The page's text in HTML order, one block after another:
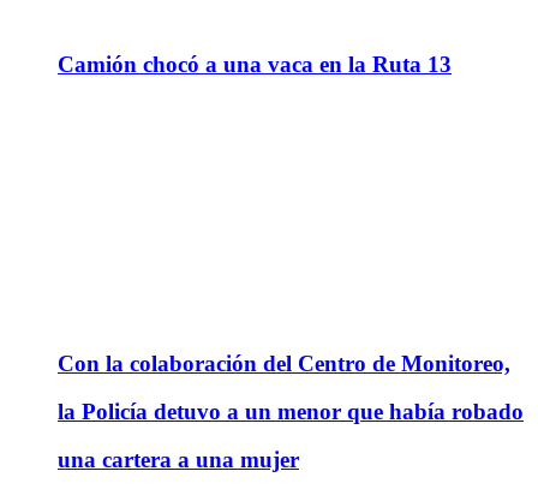
Camión chocó a una vaca en la Ruta 13
Con la colaboración del Centro de Monitoreo,
la Policía detuvo a un menor que había robado
una cartera a una mujer